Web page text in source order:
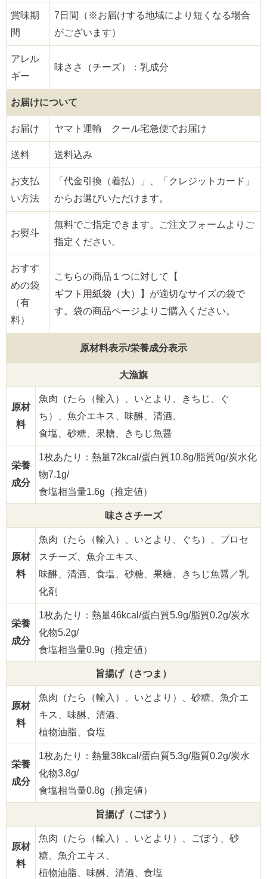
賞味期
間
7日間（※お届けする地域により短くなる場合
がございます）
アレル
ギー
味ささ（チーズ）：乳成分
お届けについて
お届け ヤマト運輸 クール宅急便でお届け
送料 送料込み
お支払
い方法
「代金引換（着払）」、「クレジットカード」
からお選びいただけます。
お熨斗
無料でご指定できます。ご注文フォームよりご
指定ください。
おすす
めの袋
（有
料）
こちらの商品１つに対して【
ギフト用紙袋（大）
】が適切なサイズの袋で
す。袋の商品ページよりご購入ください。
原材料表示/栄養成分表示
大漁旗
原材
料
魚肉（たら（輸入）、いとより、きちじ、ぐ
ち）、魚介エキス、味醂、清酒、
食塩、砂糖、果糖、きちじ魚醤
栄養
成分
1枚あたり：熱量72kcal/蛋白質10.8g/脂質0g/炭水化
物7.1g/
食塩相当量1.6g（推定値）
味ささチーズ
原材
料
魚肉（たら（輸入）、いとより、ぐち）、プロセ
スチーズ、魚介エキス、
味醂、清酒、食塩、砂糖、果糖、きちじ魚醤／乳
化剤
栄養
成分
1枚あたり：熱量46kcal/蛋白質5.9g/脂質0.2g/炭水
化物5.2g/
食塩相当量0.9g（推定値）
旨揚げ（さつま）
原材
料
魚肉（たら（輸入）、いとより）、砂糖、魚介エ
キス、味醂、清酒、
植物油脂、食塩
栄養
成分
1枚あたり：熱量38kcal/蛋白質5.3g/脂質0.2g/炭水
化物3.8g/
食塩相当量0.8g（推定値）
旨揚げ（ごぼう）
原材
料
魚肉（たら（輸入）、いとより）、ごぼう、砂
糖、魚介エキス、
植物油脂、味醂、清酒、食塩